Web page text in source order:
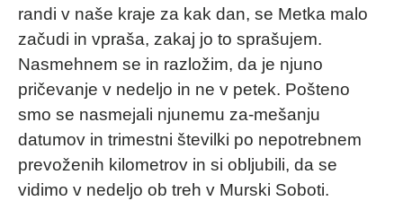
randi v naše kraje za kak dan, se Metka malo
začudi in vpraša, zakaj jo to sprašujem.
Nasmehnem se in razložim, da je njuno
pričevanje v nedeljo in ne v petek. Pošteno
smo se nasmejali njunemu za-mešanju
datumov in trimestni številki po nepotrebnem
prevoženih kilometrov in si obljubili, da se
vidimo v nedeljo ob treh v Murski Soboti.